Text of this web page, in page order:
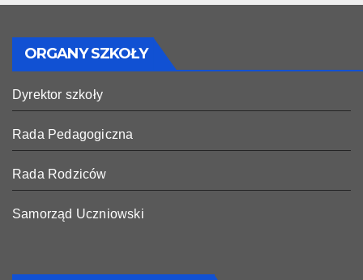
ORGANY SZKOŁY
Dyrektor szkoły
Rada Pedagogiczna
Rada Rodziców
Samorząd Uczniowski